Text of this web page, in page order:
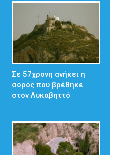
Σε 57χρονη ανήκει η
σορός που βρέθηκε
στον Λυκαβηττό